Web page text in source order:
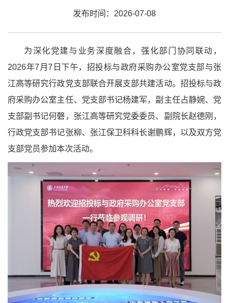
发布时间：2026-07-08
为深化党建与业务深度融合，强化部门协同联动，
2026年7月7日下午，招投标与政府采购办公室党支部与张
江高等研究行政党支部联合开展支部共建活动。招投标与政
府采购办公室主任、党支部书记杨建军，副主任占静婉、党
支部副书记何磬，张江高等研究党委委员、副院长赵德刚，
行政党支部书记张柳、张江保卫科科长谢鹏辉，以及双方党
支部党员参加本次活动。